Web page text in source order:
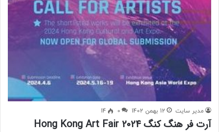
مدیر سایت 12 بهمن 1402 0
14
آرت فر هنگ کنگ 2024 Hong Kong Art Fair